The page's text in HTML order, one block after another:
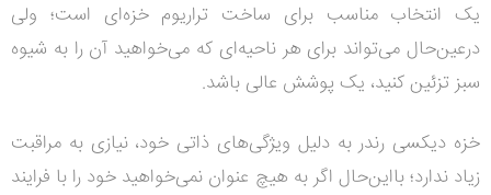
یک انتخاب مناسب برای ساخت تراریوم خزه‌ای است؛ ولی
درعین‌حال می‌تواند برای هر ناحیه‌ای که می‌خواهید آن را به شیوه
سبز تزئین کنید، یک پوشش عالی باشد.
خزه دیکسی رندر به دلیل ویژگی‌های ذاتی خود، نیازی به مراقبت
زیاد ندارد؛ بااین‌حال اگر به هیچ عنوان نمی‌خواهید خود را با فرایند